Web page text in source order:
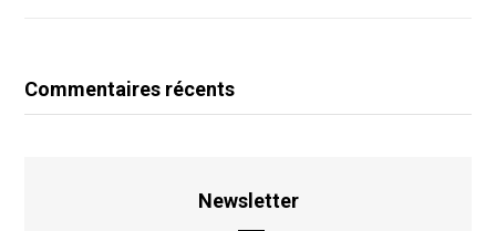
Commentaires récents
Newsletter